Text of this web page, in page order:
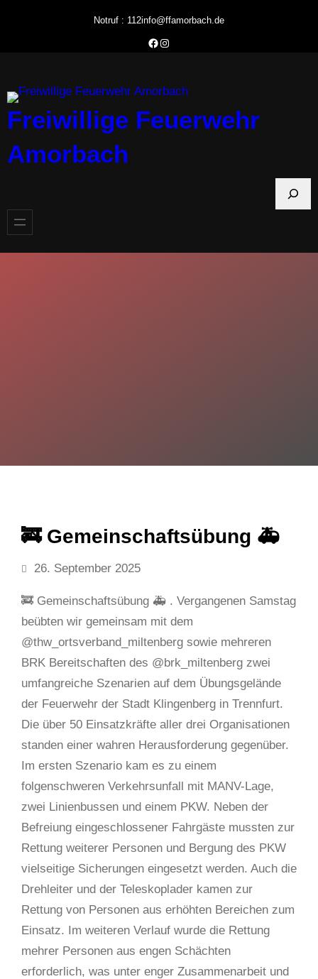
Notruf : 112info@ffamorbach.de
Facebook Feuerwehr Amorbach
Instagram Feuerwehr Amorbach
Freiwillige Feuerwehr
Amorbach
h
🚒 Gemeinschaftsübung 🚑
26. September 2025
🚒 Gemeinschaftsübung 🚑 . Vergangenen Samstag
beübten wir gemeinsam mit dem
@thw_ortsverband_miltenberg sowie mehreren
BRK Bereitschaften des @brk_miltenberg zwei
umfangreiche Szenarien auf dem Übungsgelände
der Feuerwehr der Stadt Klingenberg in Trennfurt.
Die über 50 Einsatzkräfte aller drei Organisationen
standen einer wahren Herausforderung gegenüber.
Im ersten Szenario kam es zu einem
folgenschweren Verkehrsunfall mit MANV-Lage,
zwei Linienbussen und einem PKW. Neben der
Befreiung eingeschlossener Fahrgäste mussten zur
Rettung weiterer Personen und Bergung des PKW
vielseitige Sicherungen eingesetzt werden. Auch die
Drehleiter und der Teleskoplader kamen zur
Rettung von Personen aus erhöhten Bereichen zum
Einsatz. Im weiteren Verlauf wurde die Rettung
mehrer Personen aus engen Schächten
erforderlich, was unter enger Zusammenarbeit und